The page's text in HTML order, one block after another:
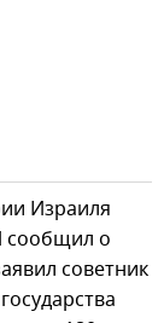
Израиля
сообщил о
советник